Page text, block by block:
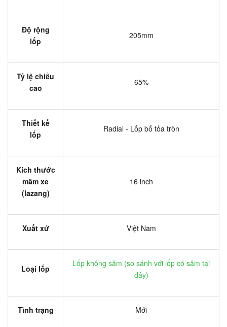
Độ rộng
lốp
205mm
Tỷ lệ chiều
cao
65%
Thiết kế
lốp
Radial - Lốp bố tỏa tròn
Kích thước
mâm xe
(lazang)
16 inch
Xuất xứ Việt Nam
Loại lốp
Lốp không săm (so sánh với lốp có săm tại
đây)
Tình trạng Mới